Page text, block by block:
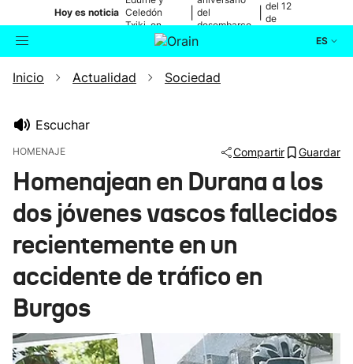
Hoy es noticia Celedón
Txiki, en
directo
del
desembarco
de Elkano
del 12
de
ES
Buscador Actualidad
Ikusmiran
Eguraldia
Inicio Actualidad Sociedad
Escuchar
HOMENAJE Compartir Guardar
Homenajean en Durana a los
dos jóvenes vascos fallecidos
recientemente en un
accidente de tráfico en
Burgos